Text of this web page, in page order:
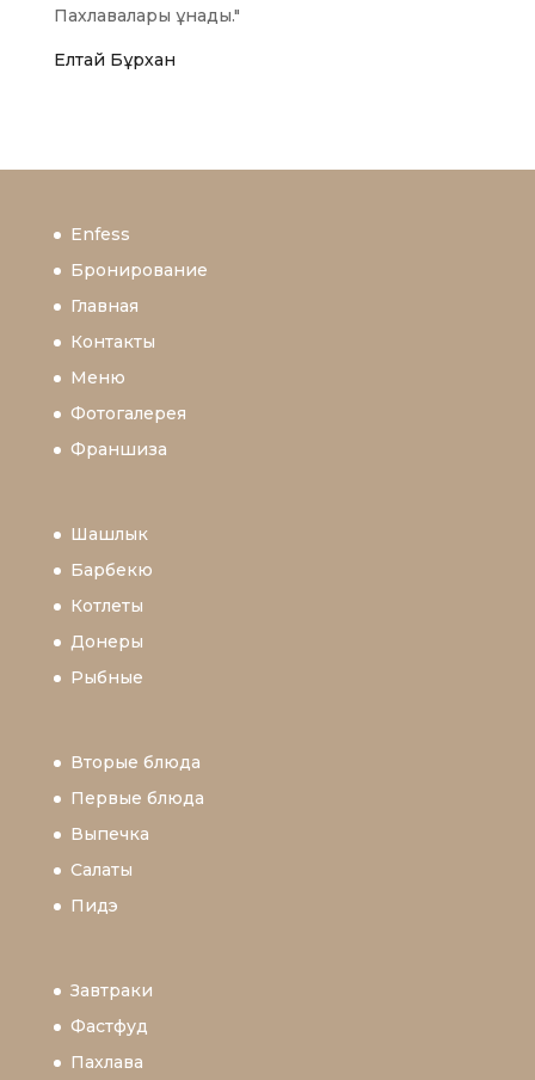
Пахлавалары ұнады."
Елтай Бұрхан
Enfess
Бронирование
Главная
Контакты
Меню
Фотогалерея
Франшиза
Шашлык
Барбекю
Котлеты
Донеры
Рыбные
Вторые блюда
Первые блюда
Выпечка
Салаты
Пидэ
Завтраки
Фастфуд
Пахлава